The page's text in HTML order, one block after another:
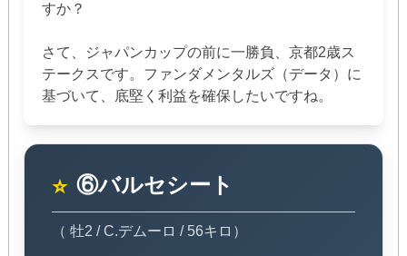
すか？
さて、ジャパンカップの前に一勝負、京都2歳ス
テークスです。ファンダメンタルズ（データ）に
基づいて、底堅く利益を確保したいですね。
⭐ ⑥バルセシート
（ 牡2 / C.デムーロ / 56キロ）